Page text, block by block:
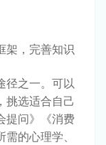
架，完善知识
径之一。可以
挑选适合自己
提问》《消费
的心理学、